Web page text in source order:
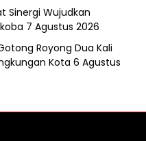
Sinergi Wujudkan
7 Agustus 2026
Royong Dua Kali
Kota 6 Agustus